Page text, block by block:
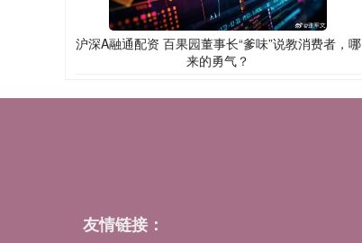
沪深A融通配资 百果园董事长“爹味”说教消费者，哪
来的勇气？
友情链接：